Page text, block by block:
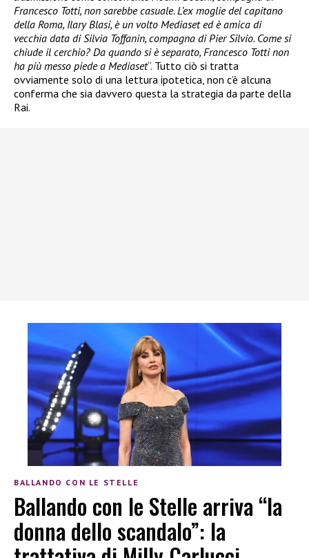
Francesco Totti, non sarebbe casuale. L’ex moglie del capitano
della Roma, Ilary Blasi, è un volto Mediaset ed è amica di
vecchia data di Silvia Toffanin, compagna di Pier Silvio. Come si
chiude il cerchio? Da quando si è separato, Francesco Totti non
ha più messo piede a Mediaset“. Tutto ciò si tratta
ovviamente solo di una lettura ipotetica, non c’è alcuna
conferma che sia davvero questa la strategia da parte della
Rai.
BALLANDO CON LE STELLE
Ballando con le Stelle arriva “la
donna dello scandalo”: la